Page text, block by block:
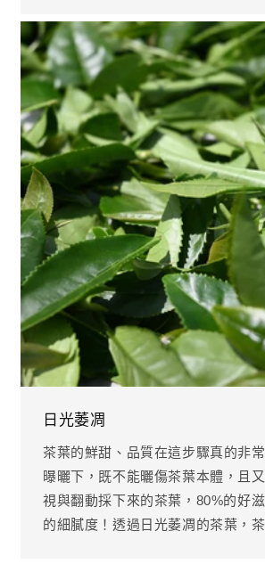
日光萎凋
茶葉的鮮甜、品質在這步驟真的非
曝曬下，既不能曬傷茶葉本體，且
視與翻動採下來的茶葉，80%的好
的細膩度！透過日光萎凋的茶葉，茶